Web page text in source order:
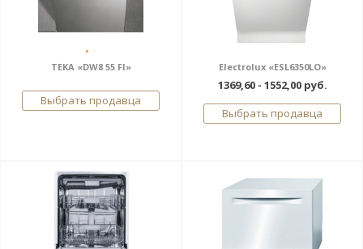
TEKA «DW8 55 FI»
Выбрать продавца
Electrolux «ESL6350LO»
1369,60 - 1552,00 руб.
Выбрать продавца